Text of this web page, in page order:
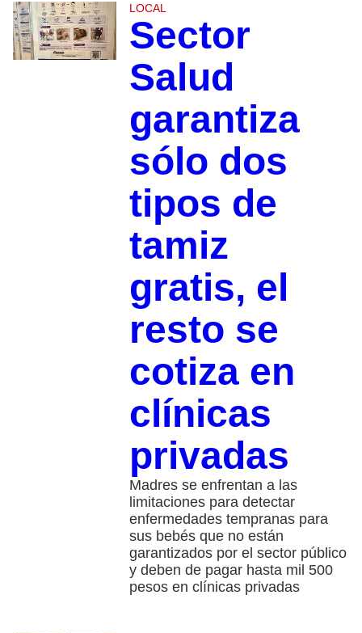
LOCAL
Sector
Salud
garantiza
sólo dos
tipos de
tamiz
gratis, el
resto se
cotiza en
clínicas
privadas
Madres se enfrentan a las
limitaciones para detectar
enfermedades tempranas para
sus bebés que no están
garantizados por el sector público
y deben de pagar hasta mil 500
pesos en clínicas privadas